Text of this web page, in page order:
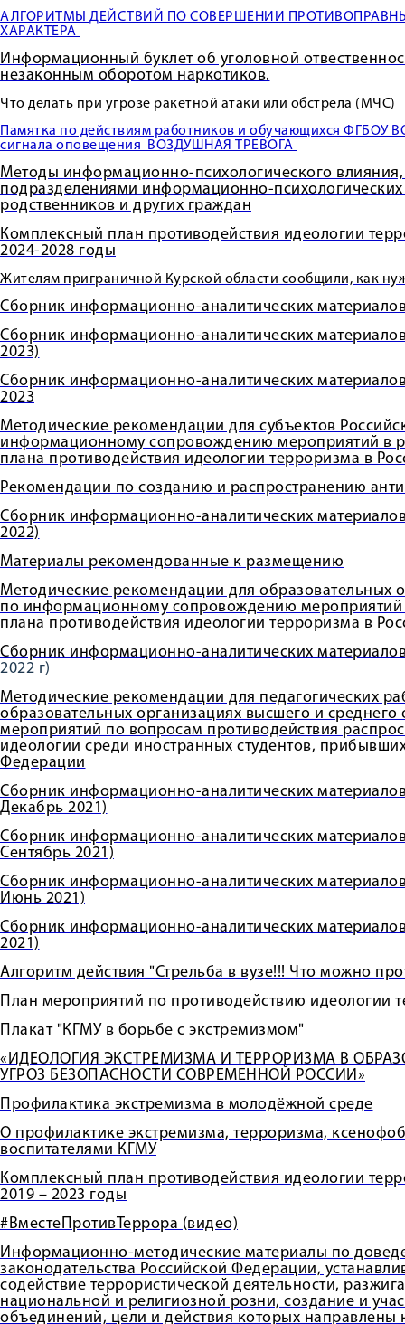
АЛГОРИТМЫ ДЕЙСТВИЙ ПО СОВЕРШЕНИИ
ХАРАКТЕРА
Информационный буклет об уголовной
незаконным оборотом наркотиков.
Что делать при угрозе ракетной атаки или обстрела (МЧС)
Памятка по действиям работников и обучающихся ФГБОУ
сигнала оповещения ВОЗДУШНАЯ ТРЕВОГА
Методы информационно-психологического
подразделениями информационно-
родственников и других граждан
Комплексный план противодействия идеологии
2024-2028 годы
Жителям приграничной Курской области сообщили, как
Сборник информационно-аналитических
Сборник информационно-аналитических
2023)
Сборник информационно-аналитических
2023
Методические рекомендации для субъектов
информационному сопровождению мероприятий в
плана противодействия идеологии терроризма в
Рекомендации по созданию и распространению
Сборник информационно-аналитических
2022)
Материалы рекомендованные к размещению
Методические рекомендации для образовательных
по информационному сопровождению мероприятий
плана противодействия идеологии терроризма в
Сборник информационно-аналитических
2022 г)
Методические рекомендации для педагогических
образовательных организациях высшего и
мероприятий по вопросам противодействия
идеологии среди иностранных студентов,
Федерации
Сборник информационно-аналитических
Декабрь 2021)
Сборник информационно-аналитических
Сентябрь 2021)
Сборник информационно-аналитических
Июнь 2021)
Сборник информационно-аналитических
2021)
Алгоритм действия "Стрельба в вузе!!! Что можно
План мероприятий по противодействию идеологии
Плакат "КГМУ в борьбе с экстремизмом"
«ИДЕОЛОГИЯ ЭКСТРЕМИЗМА И ТЕРРОРИЗМА В
УГРОЗ БЕЗОПАСНОСТИ СОВРЕМЕННОЙ РОССИИ»
Профилактика экстремизма в молодёжной среде
О профилактике экстремизма, терроризма,
воспитателями КГМУ
Комплексный план противодействия идеологии
2019 – 2023 годы
#ВместеПротивТеррора (видео)
Информационно-методические материалы по
законодательства Российской Федерации,
содействие террористической деятельности,
национальной и религиозной розни, создание и
объединений, цели и действия которых направлены